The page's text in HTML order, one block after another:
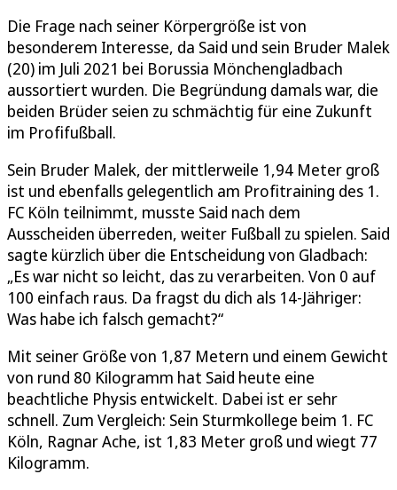
Die Frage nach seiner Körpergröße ist von
besonderem Interesse, da Said und sein Bruder Malek
(20) im Juli 2021 bei Borussia Mönchengladbach
aussortiert wurden. Die Begründung damals war, die
beiden Brüder seien zu schmächtig für eine Zukunft
im Profifußball.
Sein Bruder Malek, der mittlerweile 1,94 Meter groß
ist und ebenfalls gelegentlich am Profitraining des 1.
FC Köln teilnimmt, musste Said nach dem
Ausscheiden überreden, weiter Fußball zu spielen. Said
sagte kürzlich über die Entscheidung von Gladbach:
„Es war nicht so leicht, das zu verarbeiten. Von 0 auf
100 einfach raus. Da fragst du dich als 14-Jähriger:
Was habe ich falsch gemacht?“
Mit seiner Größe von 1,87 Metern und einem Gewicht
von rund 80 Kilogramm hat Said heute eine
beachtliche Physis entwickelt. Dabei ist er sehr
schnell. Zum Vergleich: Sein Sturmkollege beim 1. FC
Köln, Ragnar Ache, ist 1,83 Meter groß und wiegt 77
Kilogramm.